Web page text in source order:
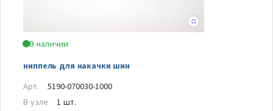
В наличии
ниппель для накачки шин
Арт.
5190-070030-1000
В узле
1 шт.